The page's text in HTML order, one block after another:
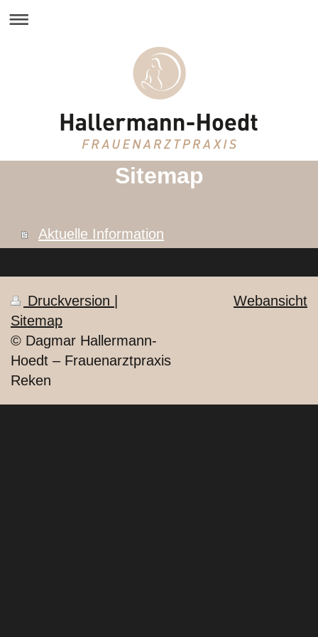
Sitemap
Aktuelle Information
Druckversion
Sitemap
© Dagmar Hallermann-
Hoedt – Frauenarztpraxis
Reken
Webansicht